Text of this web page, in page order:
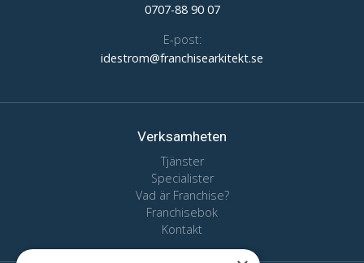
0707-88 90 07
E-post:
idestrom@franchisearkitekt.se
Verksamheten
Tjänster
Specialister
Vad är Franchise?
Franchisebok
Kontakt